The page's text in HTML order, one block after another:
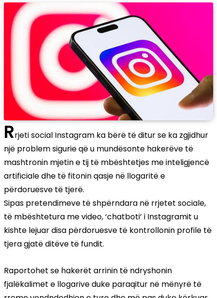
Rrjeti social Instagram ka bërë të ditur se ka zgjidhur
një problem sigurie që u mundësonte hakerëve të
mashtronin mjetin e tij të mbështetjes me inteligjencë
artificiale dhe të fitonin qasje në llogaritë e
përdoruesve të tjerë.
Sipas pretendimeve të shpërndara në rrjetet sociale,
të mbështetura me video, ‘chatboti’ i Instagramit u
kishte lejuar disa përdoruesve të kontrollonin profile të
tjera gjatë ditëve të fundit.
Raportohet se hakerët arrinin të ndryshonin
fjalëkalimet e llogarive duke paraqitur në mënyrë të